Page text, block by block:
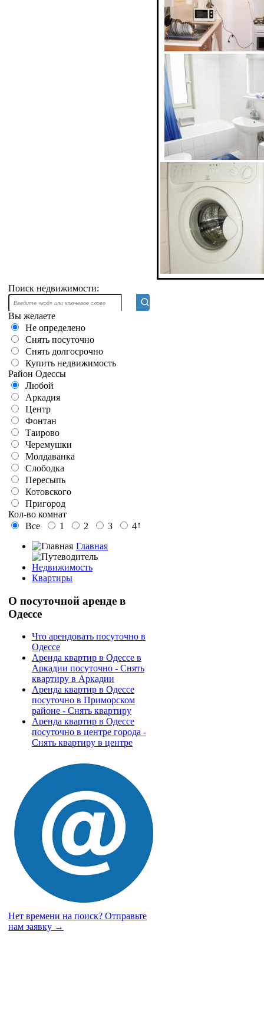
Поиск недвижимости:
Вы желаете
Не определено
Снять посуточно
Снять долгосрочно
Купить недвижимость
Район Одессы
Любой
Аркадия
Центр
Фонтан
Таирово
Черемушки
Молдаванка
Слободка
Пересыпь
Котовского
Пригород
Кол-во комнат
Все
1 2 3 4↑
Главная
Недвижимость
Квартиры
О посуточной аренде в
Одессе
Что арендовать посуточно в
Одессе
Аренда квартир в Одессе в
Аркадии посуточно - Снять
квартиру в Аркадии
Аренда квартир в Одессе
посуточно в Приморском
районе - Снять квартиру
Аренда квартир в Одессе
посуточно в центре города -
Снять квартиру в центре
Нет времени на поиск? Отправьте
нам заявку →